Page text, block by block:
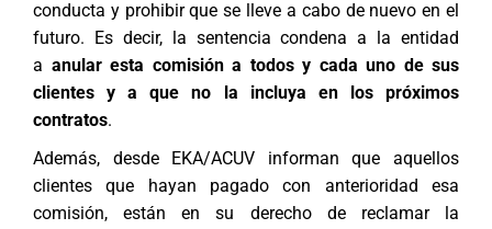
conducta y prohibir que se lleve a cabo de nuevo en el
futuro. Es decir, la sentencia condena a la entidad
a anular esta comisión a todos y cada uno de sus
clientes y a que no la incluya en los próximos
contratos.
Además, desde EKA/ACUV informan que aquellos
clientes que hayan pagado con anterioridad esa
comisión, están en su derecho de reclamar la